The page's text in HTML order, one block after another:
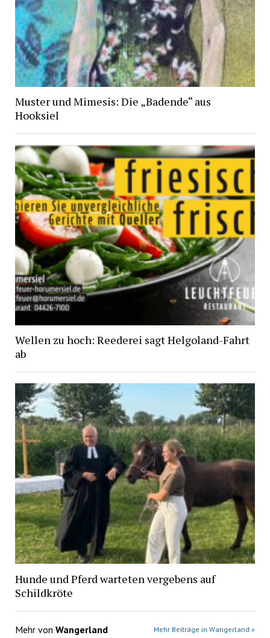
Muster und Mimesis: Die „Badende“ aus
Hooksiel
Wellen zu hoch: Reederei sagt Helgoland-Fahrt
ab
Hunde und Pferd warteten vergebens auf
Schildkröte
Mehr von Wangerland Mehr Beiträge in Wangerland »